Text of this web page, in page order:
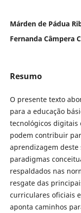
Márden de Pádua
Fernanda Câmpera
Resumo
O presente texto
para a educação
tecnológicos digitais
podem contribuir
aprendizagem deste
paradigmas
respaldados nas
resgate das
curriculares oficiais
aponta caminhos